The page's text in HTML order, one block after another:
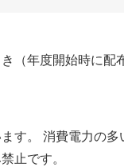
（年度開始時に
す。 消費電力の
止です。